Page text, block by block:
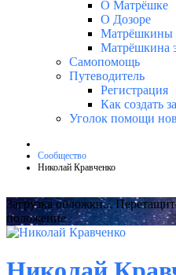
О Матрёшке
О Дозоре
Матрёшкины
Матрёшкина
Самопомощь
Путеводитель
Регистрация
Как создать
Уголок помощи
Сообщество
Николай Кравченко
Загрузка обложки...
положение